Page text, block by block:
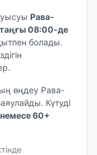
Рава-
таңғы 08:00-де
болады.
өңдеу Рава-
Күтуді
60+